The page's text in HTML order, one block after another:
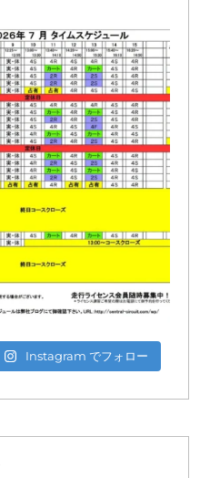
Instagram でフォロー